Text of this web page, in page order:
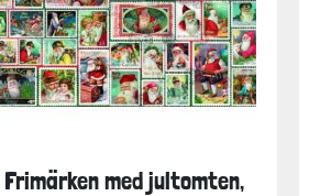
Frimärken med jultomten,